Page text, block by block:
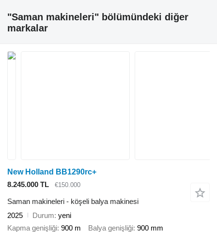
"Saman makineleri" bölümündeki diğer
markalar
New Holland BB1290rc+
8.245.000 TL
€150.000
Saman makineleri - köşeli balya makinesi
2025
Durum yeni
Kapma genişliği 900 m Balya genişliği 900 mm